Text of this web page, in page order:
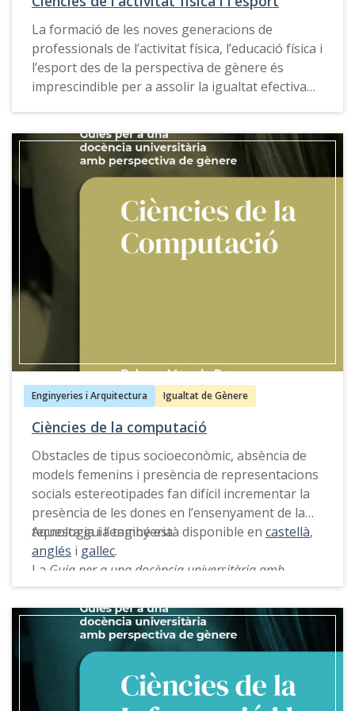
La formació de les noves generacions de
professionals de l’activitat física, l’educació física i
l’esport des de la perspectiva de gènere és
imprescindible per a assolir la igualtat efectiva
des de la nostra àrea professional, acadèmica i
científica.
Guia per a una docència universitària amb
perspectiva de gènere de Ciències de l’Activitat Física
i l’Esport
ofereix propostes, exemples de bones
pràctiques, recursos docents i eines de consulta
gènere i reescriure les regles del joc.
Enginyeries i Arquitectura Igualtat de Gènere
Ciències de la computació
Obstacles de tipus socioeconòmic, absència de
models femenins i presència de representacions
socials estereotipades fan difícil incrementar la
presència de les dones en l’ensenyament de la
tecnologia i l’enginyeria.
La Guia per a una docència universitària amb
perspectiva de gènerede Ciències de la
Computació ofereix propostes, exemples de
bones pràctiques, recursos docents i eines de
consulta que permeten desmasculinitzar aquest
àmbit i visibilitzar els models femenins per
potenciar l’accés de les dones als estudis de grau.
Aquesta guia també està disponible en castellà,
anglés i gallec.